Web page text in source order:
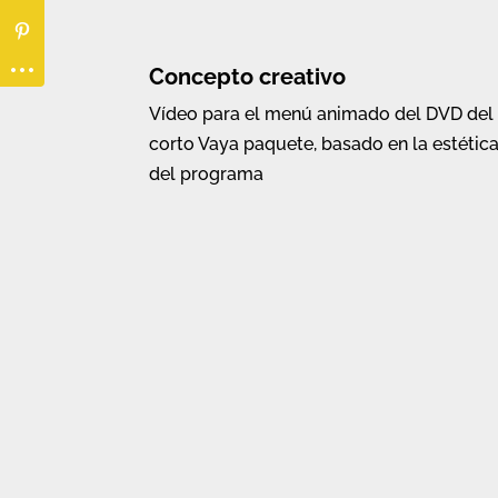
Concepto creativo
Vídeo para el menú animado del DVD del
corto Vaya paquete, basado en la
del programa